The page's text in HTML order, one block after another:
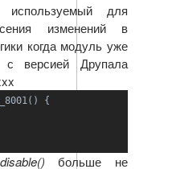
для
изменений в
когда модуль уже
с версией Друпала
( )
{
больше не